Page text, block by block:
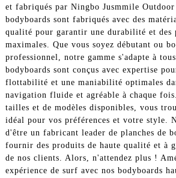
et fabriqués par Ningbo Jusmmile
bodyboards sont fabriqués avec des
qualité pour garantir une durabilité et des
maximales. Que vous soyez débutant ou
professionnel, notre gamme s'adapte à
bodyboards sont conçus avec expertise
flottabilité et une maniabilité optimales
navigation fluide et agréable à chaque
tailles et de modèles disponibles, vous
idéal pour vos préférences et votre style.
d'être un fabricant leader de planches de
fournir des produits de haute qualité et à
de nos clients. Alors, n'attendez plus !
expérience de surf avec nos bodyboards